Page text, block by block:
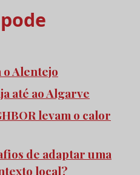
o Alentejo
até ao Algarve
levam o calor
de adaptar uma
local?